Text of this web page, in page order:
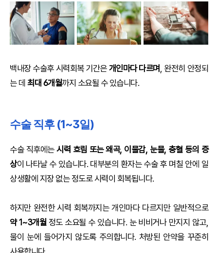
백내장 수술후 시력회복 기간은개인마다 다르며 , 완전히 안정되
는 데최대 6개월까지 소요될 수 있습니다.
수술 직후 (1~3일)
수술 직후에는시력 흐림 또는 왜곡, 이물감, 눈물, 충혈 등의 증
상이 나타날 수 있습니다. 대부분의 환자는 수술 후 며칠 안에 일
상생활에 지장 없는 정도로 시력이 회복됩니다.
하지만 완전한 시력 회복까지는 개인마다 다르지만 일반적으로
약 1~3개월 정도 소요될 수 있습니다. 눈 비비거나 만지지 않고,
물이 눈에 들어가지 않도록 주의합니다. 처방된 안약을 꾸준히